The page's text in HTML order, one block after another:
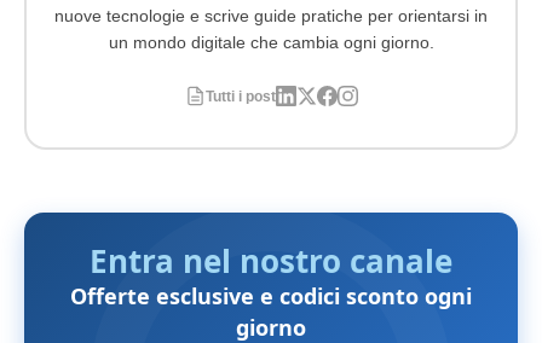
nuove tecnologie e scrive guide pratiche per orientarsi in
un mondo digitale che cambia ogni giorno.
Tutti i post
Entra nel nostro canale
Offerte esclusive e codici sconto ogni
giorno